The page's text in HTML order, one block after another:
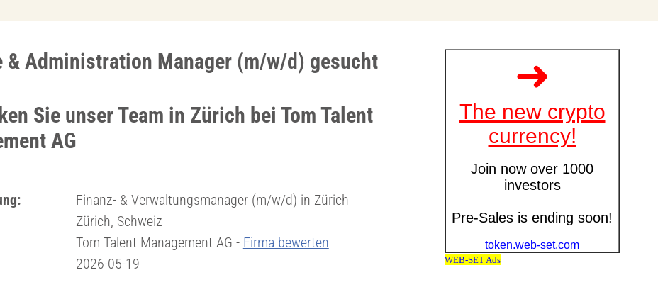
& Administration Manager (m/w/d) gesucht
Sie unser Team in Zürich bei Tom Talent
AG
Finanz- & Verwaltungsmanager (m/w/d) in Zürich
Zürich, Schweiz
Tom Talent Management AG - Firma bewerten
2026-05-19